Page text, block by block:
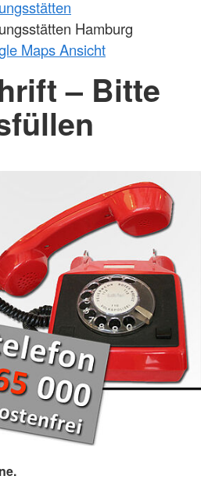
Hamburg
Maps Ansicht
– Bitte